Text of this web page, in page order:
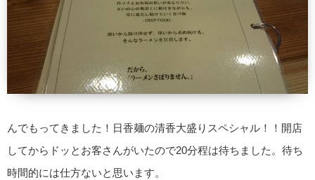
んでもってきました！日香麺の清香大盛りスペシャル！！開店
してからドッとお客さんがいたので20分程は待ちました。待ち
時間的には仕方ないと思います。